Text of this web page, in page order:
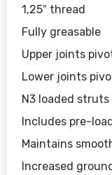
1,25″ thread
Fully greasable
Upper joints
Lower joints
N3 loaded struts
Includes pre-
Maintains
Increased